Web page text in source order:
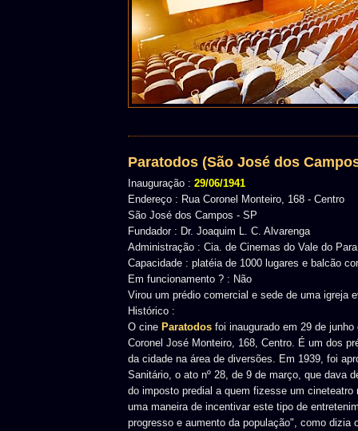
Paratodos (São José dos
Inauguração : 29/06/1941
Endereço : Rua Coronel Monteiro, 168 - Centro
São José dos Campos - SP
Fundador : Dr. Joaquim L. C. Alvarenga
Administração : Cia. de Cinemas do Vale do
Capacidade : platéia de 1000 lugares e balcão
Em funcionamento ? : Não
Virou um prédio comercial e sede de uma igreja
Histórico :
O cine Paratodos foi inaugurado em 29 de junho
Coronel José Monteiro, 168, Centro. É um dos
da cidade na área de diversões. Em 1939, foi
Sanitário, o ato nº 28, de 9 de março, que dava
do imposto predial a quem fizesse um cineteatro
uma maneira de incentivar este tipo de
progresso e aumento da população", como dizia